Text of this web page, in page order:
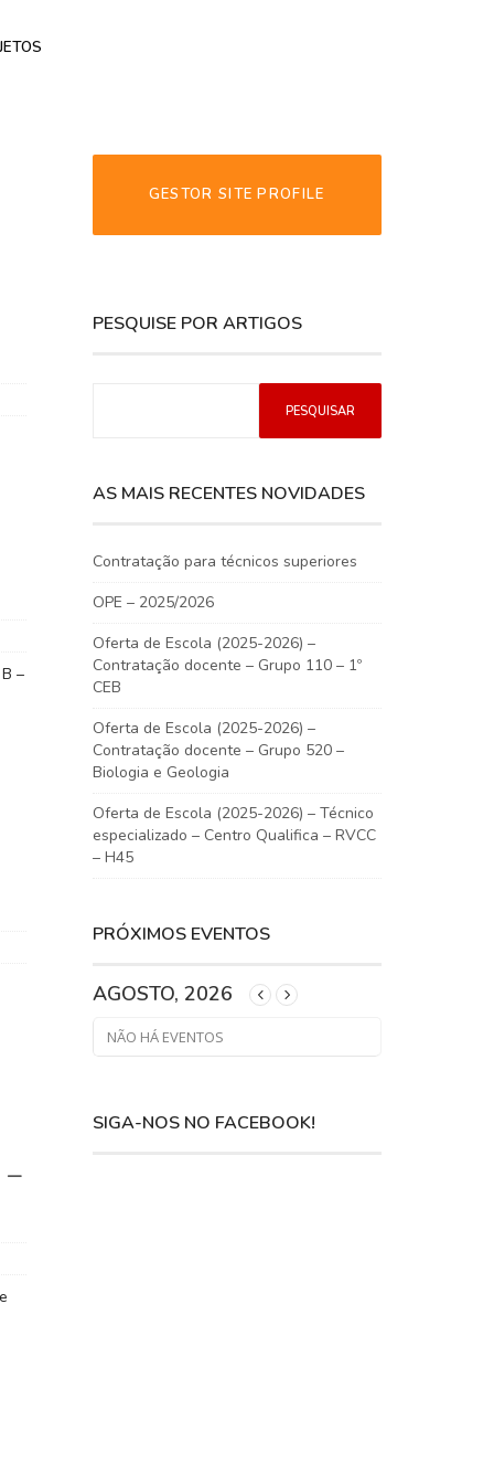
GESTOR SITE PROFILE
–
–
PESQUISE POR ARTIGOS
AS MAIS RECENTES NOVIDADES
Contratação para técnicos superiores
OPE – 2025/2026
Oferta de Escola (2025-2026) –
Contratação docente – Grupo 110 – 1º
CEB
Oferta de Escola (2025-2026) –
Contratação docente – Grupo 520 –
Biologia e Geologia
Oferta de Escola (2025-2026) – Técnico
especializado – Centro Qualifica – RVCC
– H45
PRÓXIMOS EVENTOS
AGOSTO, 2026
NÃO HÁ EVENTOS
SIGA-NOS NO FACEBOOK!